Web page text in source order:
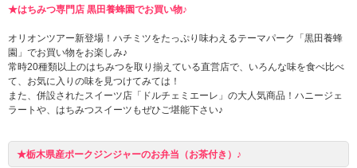
★はちみつ専門店 黒田養蜂園でお買い物♪
オリオンツアー新登場！ハチミツをたっぷり味わえるテーマパーク「黒田養蜂
園」でお買い物をお楽しみ♪
常時20種類以上のはちみつを取り揃えている直営店で、いろんな味を食べ比べ
て、お気に入りの味を見つけてみては！
また、併設されたスイーツ店「ドルチェミエーレ」の大人気商品！ハニージェ
ラートや、はちみつスイーツもぜひご堪能下さい♪
★栃木県産ポークジンジャーのお弁当（お茶付き）♪